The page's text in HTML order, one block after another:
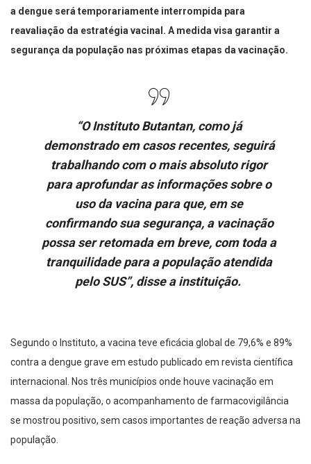
a dengue será temporariamente interrompida para
reavaliação da estratégia vacinal. A medida visa garantir a
segurança da população nas próximas etapas da vacinação.
“O Instituto Butantan, como já
demonstrado em casos recentes, seguirá
trabalhando com o mais absoluto rigor
para aprofundar as informações sobre o
uso da vacina para que, em se
confirmando sua segurança, a vacinação
possa ser retomada em breve, com toda a
tranquilidade para a população atendida
pelo SUS”, disse a instituição.
Segundo o Instituto, a vacina teve eficácia global de 79,6% e 89%
contra a dengue grave em estudo publicado em revista científica
internacional. Nos três municípios onde houve vacinação em
massa da população, o acompanhamento de farmacovigilância
se mostrou positivo, sem casos importantes de reação adversa na
população.